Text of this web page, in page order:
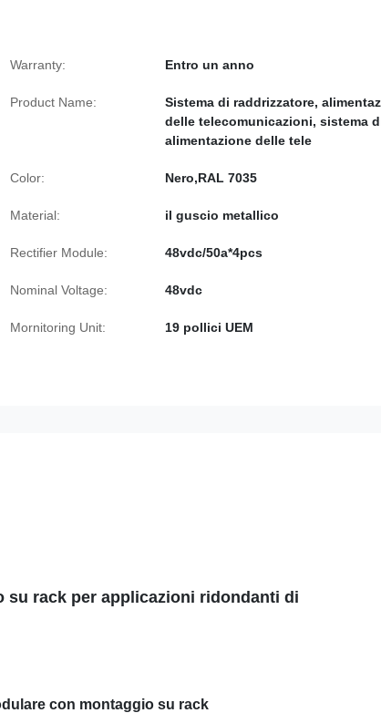
Warranty: Entro un anno
Product Name:
Sistema di raddrizzatore,
delle telecomunicazioni, sistema
alimentazione delle tele
Color: Nero,RAL 7035
Material: il guscio metallico
Rectifier Module: 48vdc/50a*4pcs
Nominal Voltage: 48vdc
Mornitoring Unit: 19 pollici UEM
su rack per applicazioni ridondanti di
con montaggio su rack